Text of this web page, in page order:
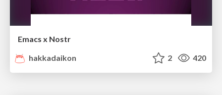
Emacs x Nostr
hakkadaikon
2 420